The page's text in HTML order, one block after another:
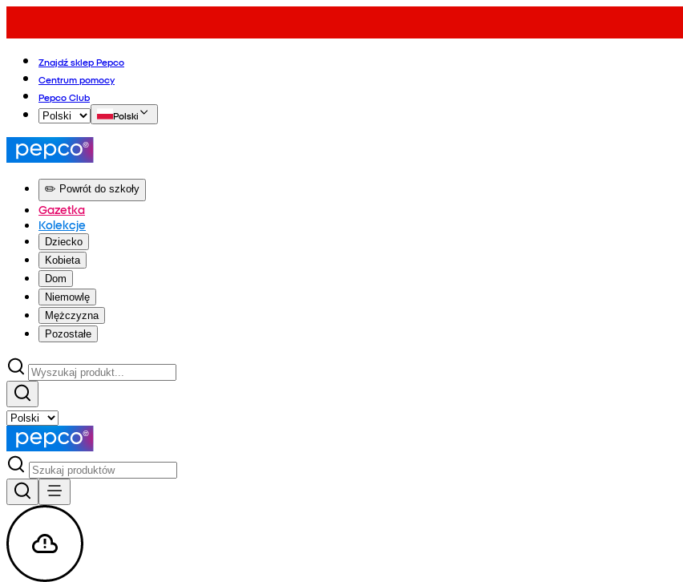
Znajdź sklep Pepco
Centrum pomocy
Pepco Club
Polski
✏️ Powrót do szkoły
Gazetka
Kolekcje
Dziecko
Kobieta
Dom
Niemowlę
Mężczyzna
Pozostałe